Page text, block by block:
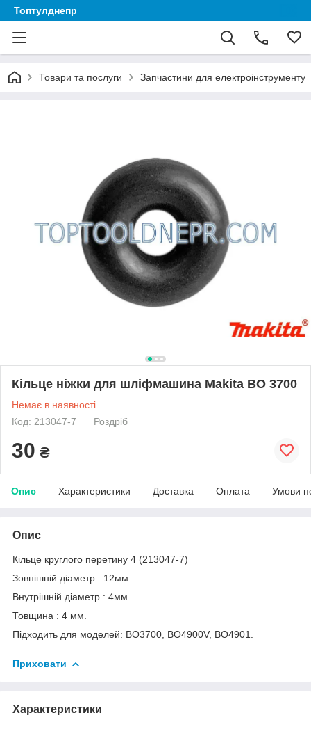
Топтулднепр
Товари та послуги Запчастини для електроінструменту
Кільце ніжки для шліфмашина Makita BO 3700
Немає в наявності
Код: 213047-7
Роздріб
30 ₴
Опис Характеристики Доставка Оплата Умови
Опис
Кільце круглого перетину 4 (213047-7)
Зовнішній діаметр : 12мм.
Внутрішній діаметр : 4мм.
Товщина : 4 мм.
Підходить для моделей: BO3700, BO4900V, BO4901.
Приховати
Характеристики